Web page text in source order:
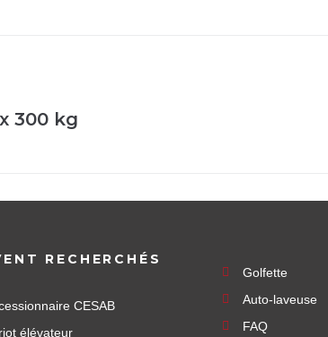
300 kg
RECHERCHÉS
CESAB
élévateur
Golfette
Auto-laveuse
FAQ